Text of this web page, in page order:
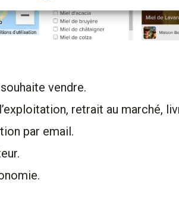
vendre.
retrait au marché,
par email.